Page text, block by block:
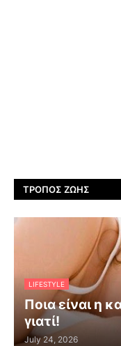
ΤΡΌΠΟΣ ΖΩΉΣ
LIFESTYLE
Ποια είναι η
γιατί!
July 24, 2026